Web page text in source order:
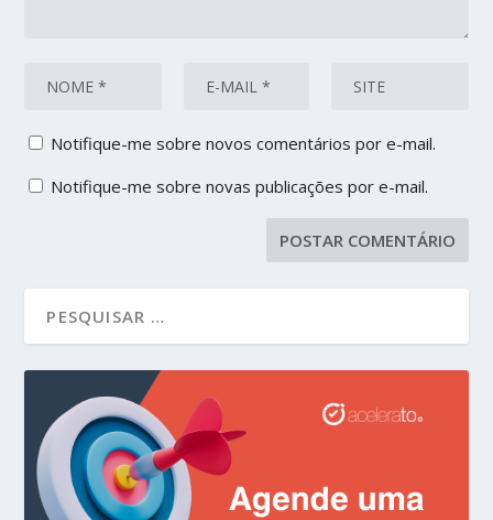
Notifique-me sobre novos comentários por e-mail.
Notifique-me sobre novas publicações por e-mail.